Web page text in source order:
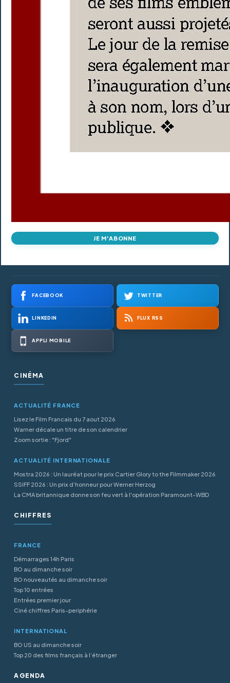
JE M'ABONNE
FACEBOOK TWITTER
LINKEDIN FLUX RSS
APPLI MOBILE
CINÉMA
ACTUALITÉ FRANCE
Lisez le Film Francais du 7 aout 2026
Warner décale un titre de son calendrier
Zoom sortie : "Fjord"
ACTUALITÉ INTERNATIONALE
Mostra 2026 : Un lauréat pour le prix Cartier Glory to the Filmmaker 2026
SSIFF 2026 : Un prix d’honneur pour Werner Herzog
La CMA britannique donne son feu vert à l'opération Paramount-WBD
CHIFFRES
FRANCE
Démarrages 14h Paris
BO au dimanche soir
BO nouveautés au dimanche soir
Top 10 entrées
Entrées premier jour
Ciné chiffres Paris-periphérie
INTERNATIONAL
BO US au dimanche soir
Top 20 des films français à l’étranger
AGENDA